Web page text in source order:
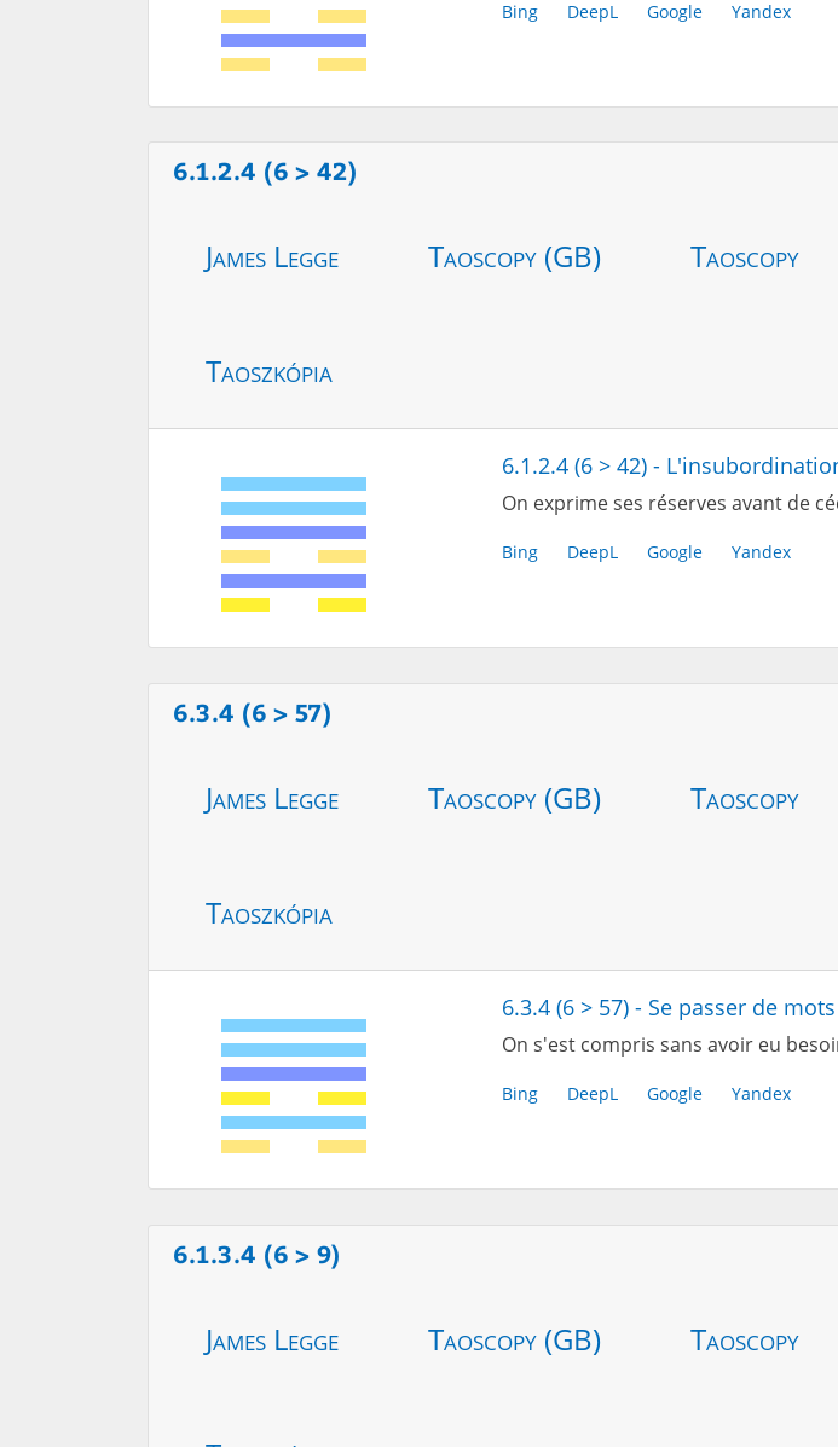
Bing DeepL Google Yandex
6.1.2.4 (6 > 42)
James Legge Taoscopy (GB) Taoscopy
Taoszkópia
6.1.2.4 (6 > 42) -
On exprime ses réserves avant de
Bing DeepL Google Yandex
6.3.4 (6 > 57)
James Legge Taoscopy (GB) Taoscopy
Taoszkópia
6.3.4 (6 > 57) - Se passer de mots
On s'est compris sans avoir eu
Bing DeepL Google Yandex
6.1.3.4 (6 > 9)
James Legge Taoscopy (GB) Taoscopy